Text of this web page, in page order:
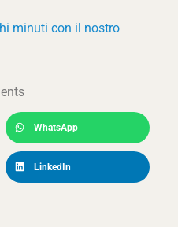
minuti con il nostro
WhatsApp
LinkedIn